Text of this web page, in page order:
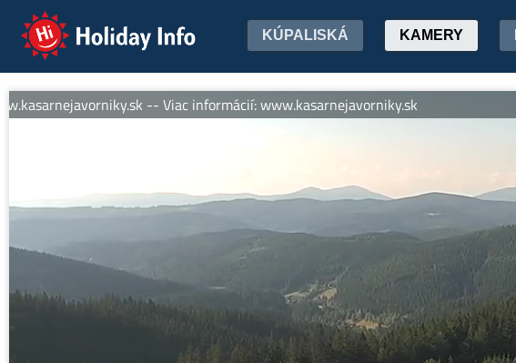
Holiday Info KÚPALISKÁ KAMERY
-- Viac informácií: www.kasarnejavorniky.sk